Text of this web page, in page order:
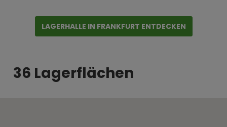
LAGERHALLE IN FRANKFURT ENTDECKEN
36 Lagerflächen